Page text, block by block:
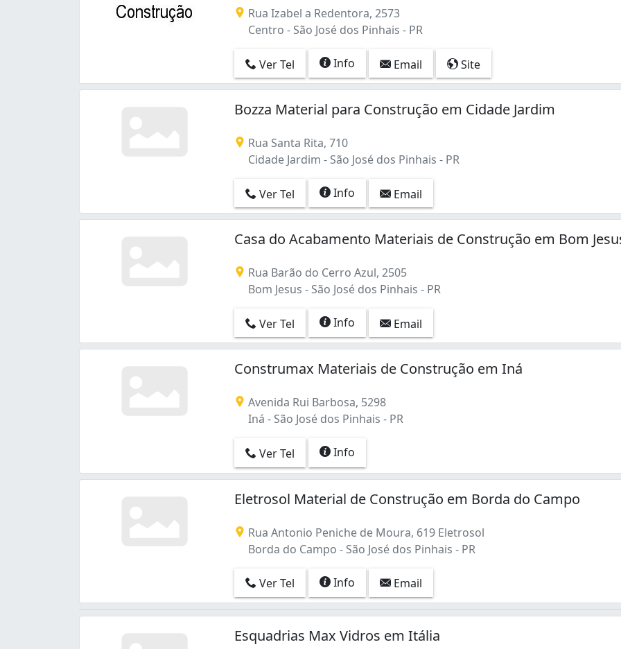
Silveira da Motta (1)
São Cristóvão (1)
Área Rural de São José dos Pinhais (5)
Rua Izabel a Redentora, 2573
Centro - São José dos Pinhais - PR
Ver Tel Info Email Site
Bozza Material para Construção em Cidade Jardim
Rua Santa Rita, 710
Cidade Jardim - São José dos Pinhais - PR
Ver Tel Info Email
Casa do Acabamento Materiais de Construção em Bom
Rua Barão do Cerro Azul, 2505
Bom Jesus - São José dos Pinhais - PR
Ver Tel Info Email
Construmax Materiais de Construção em Iná
Avenida Rui Barbosa, 5298
Iná - São José dos Pinhais - PR
Ver Tel Info
Eletrosol Material de Construção em Borda do Campo
Rua Antonio Peniche de Moura, 619 Eletrosol
Borda do Campo - São José dos Pinhais - PR
Ver Tel Info Email
Esquadrias Max Vidros em Itália